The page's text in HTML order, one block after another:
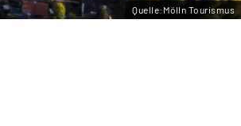
Quelle:Mölln Tourismus